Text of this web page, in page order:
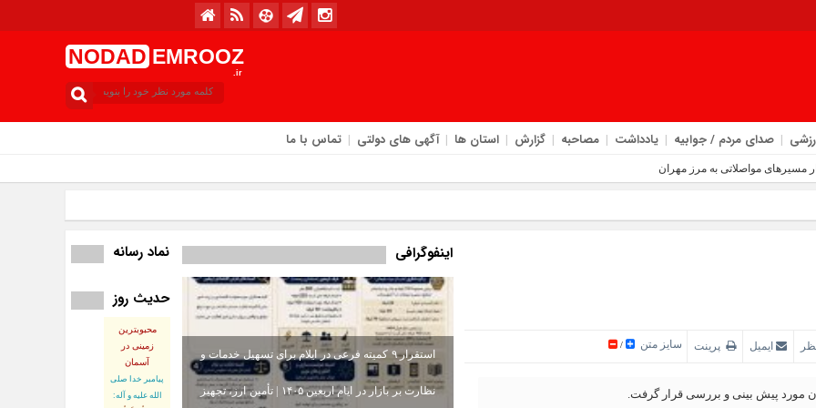
NODAD EMROOZ
.ir
صدای مردم / جوابیه یادداشت مصاحبه گزارش استان ها آگهی های دولتی تماس با ما
مسیرهای مواصلاتی به مرز مهران
مرکزی دهلران
رسانی در اربعین
امروز : چهارشنبه / ۱۴ مرداد / ۱۴۰۵
ایمیل پرینت سایز متن /
مورد پیش بینی و بررسی قرار گرفت.
اینفوگرافی
استقرار ۹ کمیته فرعی در ایلام برای تسهیل خدمات و
نظارت بر بازار در ایام اربعین ۱۴۰۵ | تأمین ارز، تجهیز
نماد رسانه
حدیث روز
محبوبترین
زمینی در
آسمان
پيامبر خدا صلى
الله عليه و آله: